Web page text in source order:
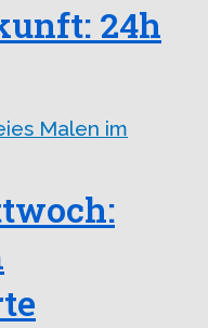
24h